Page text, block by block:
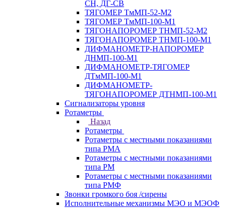
СН, ДГ-СВ
ТЯГОМЕР ТмМП-52-М2
ТЯГОМЕР ТмМП-100-М1
ТЯГОНАПОРОМЕР ТНМП-52-М2
ТЯГОНАПОРОМЕР ТНМП-100-М1
ДИФМАНОМЕТР-НАПОРОМЕР
ДНМП-100-М1
ДИФМАНОМЕТР-ТЯГОМЕР
ДТмМП-100-М1
ДИФМАНОМЕТР-
ТЯГОНАПОРОМЕР ДТНМП-100-М1
Сигнализаторы уровня
Ротаметры
Назад
Ротаметры
Ротаметры с местными показаниями
типа РМА
Ротаметры с местными показаниями
типа РМ
Ротаметры с местными показаниями
типа РМФ
Звонки громкого боя /сирены
Исполнительные механизмы МЭО и МЭОФ